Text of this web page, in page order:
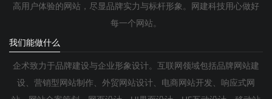
高用户体验的网站，尽显品牌实力与标杆形象。网建科技用心做好
每一个网站。
我们能做什么
企术致力于品牌建设与企业形象设计。互联网领域包括品牌网站建
设、营销型网站制作、外贸网站设计、电商网站开发、响应式网